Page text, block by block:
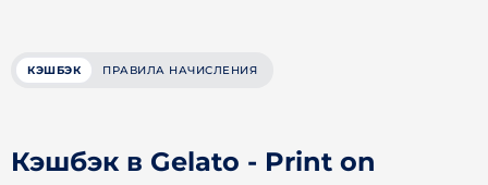
КЭШБЭК ПРАВИЛА НАЧИСЛЕНИЯ
Кэшбэк в Gelato - Print on